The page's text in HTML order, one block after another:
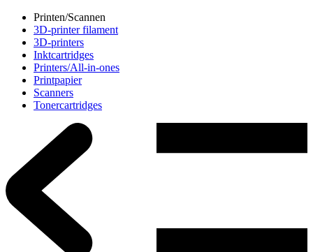
Printen/Scannen
3D-printer filament
3D-printers
Inktcartridges
Printers/All-in-ones
Printpapier
Scanners
Tonercartridges